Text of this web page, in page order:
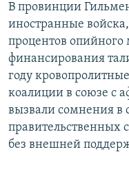
В провинции
иностранные
процентов опийного
финансирования
году
коалиции в союзе с
вызвали сомнения в
правительственных
без внешней